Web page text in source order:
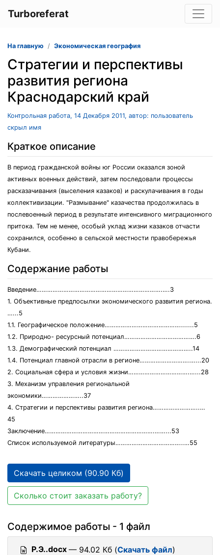
Turboreferat
На главную Экономическая география
Стратегии и перспективы
развития региона
Краснодарский край
Контрольная работа, 14 Декабря 2011, автор: пользователь
скрыл имя
Краткое описание
В период гражданской войны юг России оказался зоной
активных военных действий, затем последовали процессы
расказачивания (выселения казаков) и раскулачивания в годы
коллективизации. "Размывание" казачества продолжилась в
послевоенный период в результате интенсивного миграционного
притока. Тем не менее, особый уклад жизни казаков отчасти
сохранился, особенно в сельской местности правобережья
Кубани.
Содержание работы
Введение…………………………………………………………….….3
1. Объективные предпосылки экономического развития региона.
…...5
1.1. Географическое положение…………………………………….......5
1.2. Природно- ресурсный потенциал………………………………….6
1.3. Демографический потенциал ……………………………………..14
1.4. Потенциал главной отрасли в регионе……………………….…...20
2. Социальная сфера и условия жизни…………………………….…...28
3. Механизм управления региональной
экономики…………………..37
4. Стратегии и перспективы развития региона……………………..…
45
Заключение…………………………………………………….……...53
Список используемой литературы………………………………..…55
Скачать целиком (90.90 Кб)
Сколько стоит заказать работу?
Содержимое работы - 1 файл
Р.Э..docx — 94.02 Кб (Скачать файл)